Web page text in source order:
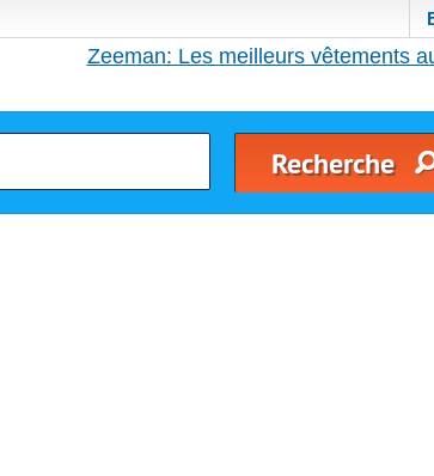
Zeeman: Les meilleurs vêtements